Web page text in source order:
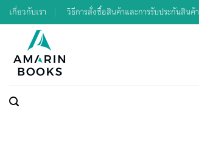
Skip
to
เกี่ยวกับเรา วิธีการสั่งซื้อสินค้าและการรับประกันสินค้า